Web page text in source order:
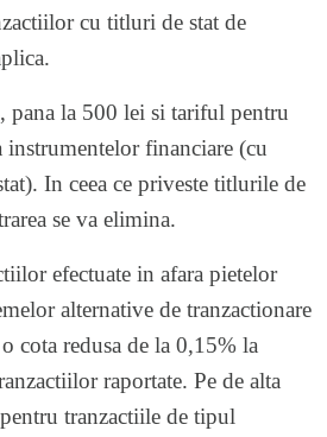
cu titluri de stat de
pana la 500 lei si tariful pentru
instrumentelor financiare (cu
In ceea ce priveste titlurile de
se va elimina.
efectuate in afara pietelor
alternative de tranzactionare
cota redusa de la 0,15% la
raportate. Pe de alta
tranzactiile de tipul